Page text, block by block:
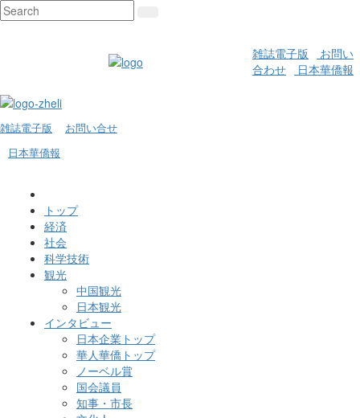
雑誌電子版
お問い
合わせ
日本華僑報
雑誌電子版
お問い合せ
日本華僑報
トップ
経済
社会
科学技術
観光
中国観光
日本観光
インタビュー
日本企業トップ
華人華僑トップ
ノーベル賞
国会議員
知事・市長